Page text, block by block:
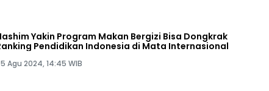
Yakin Program Makan Bergizi Bisa Dongkrak
Pendidikan Indonesia di Mata Internasional
Agu 2024, 14:45 WIB